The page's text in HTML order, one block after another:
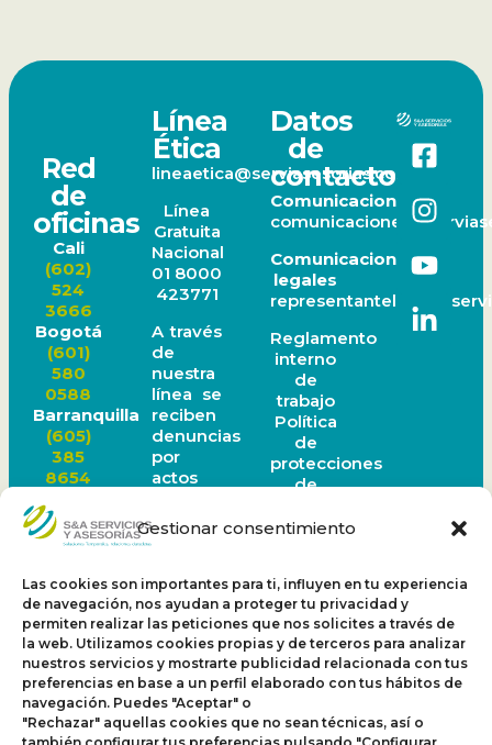
Gestionar consentimiento
Las cookies son importantes para ti, influyen en tu experiencia
de navegación, nos ayudan a proteger tu privacidad y
permiten realizar las peticiones que nos solicites a través de
la web. Utilizamos cookies propias y de terceros para analizar
nuestros servicios y mostrarte publicidad relacionada con tus
preferencias en base a un perfil elaborado con tus hábitos de
navegación. Puedes "Aceptar" o
"Rechazar" aquellas cookies que no sean técnicas, así o
Red
de
oficinas
Cali
(602)
524
3666
Bogotá
(601)
580
0588
Barranquilla
(605)
385
8654
(608)
277
Medellín
(604)
605
0972
Bucaramanga
(607)
697
3284
Línea
Ética
lineaetica@serviasesorias.com.co
Línea
Gratuita
Nacional
01 8000
423771
A través
de
nuestra
línea se
reciben
denuncias
por
actos
corrupción
o faltas
ética
organizacional.
Este
canal
funciona
24
horas al
día los 7
Datos
de
contacto
Comunicaciones
Comunicaciones
legales
Reglamento
interno
de
trabajo
Política
de
protecciones
de
personales
Política
PTEE